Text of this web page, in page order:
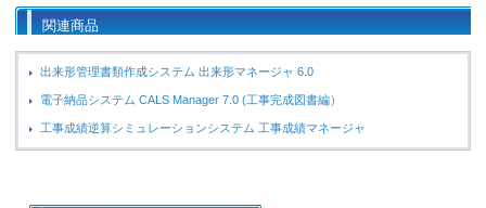
関連商品
出来形管理書類作成システム 出来形マネージャ 6.0
電子納品システム CALS Manager 7.0 (工事完成図書編）
工事成績逆算シミュレーションシステム 工事成績マネージャ